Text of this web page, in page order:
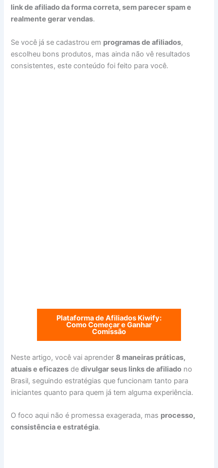
link de afiliado da forma correta, sem parecer spam e
realmente gerar vendas.
Se você já se cadastrou em programas de afiliados,
escolheu bons produtos, mas ainda não vê resultados
consistentes, este conteúdo foi feito para você.
Plataforma de Afiliados Kiwify:
Como Começar e Ganhar
Comissão
Neste artigo, você vai aprender8 maneiras práticas,
atuais e eficazes dedivulgar seus links de afiliado no
Brasil, seguindo estratégias que funcionam tanto para
iniciantes quanto para quem já tem alguma experiência.
O foco aqui não é promessa exagerada, mas processo,
consistência e estratégia.